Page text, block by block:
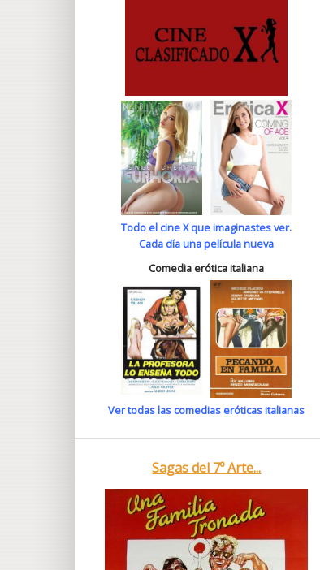
Todo el cine X que imaginastes ver.
Cada día una película nueva
Comedia erótica italiana
Ver todas las comedias eróticas italianas
Sagas del 7º Arte...